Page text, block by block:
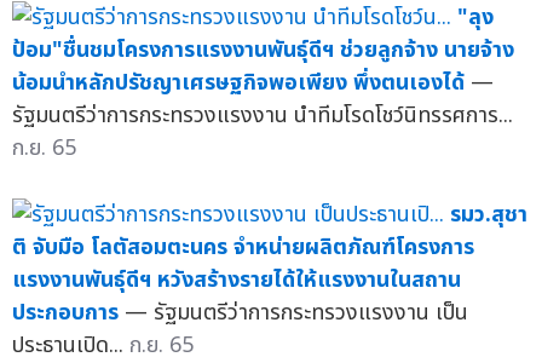
"ลุง
ป้อม"ชื่นชมโครงการแรงงานพันธุ์ดีฯ ช่วยลูกจ้าง นายจ้าง
น้อมนำหลักปรัชญาเศรษฐกิจพอเพียง พึ่งตนเองได้ —
รัฐมนตรีว่าการกระทรวงแรงงาน นำทีมโรดโชว์นิทรรศการ...
ก.ย. 65
รมว.สุชา
ติ จับมือ โลตัสอมตะนคร จำหน่ายผลิตภัณฑ์โครงการ
แรงงานพันธุ์ดีฯ หวังสร้างรายได้ให้แรงงานในสถาน
ประกอบการ — รัฐมนตรีว่าการกระทรวงแรงงาน เป็น
ประธานเปิด... ก.ย. 65